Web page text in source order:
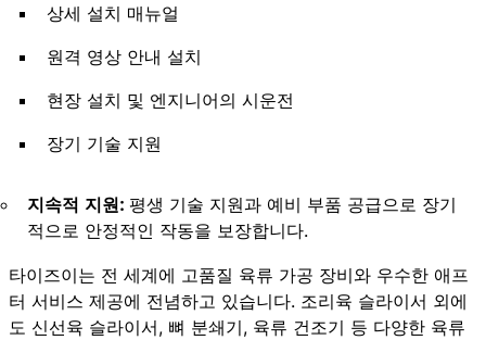
상세 설치 매뉴얼
원격 영상 안내 설치
현장 설치 및 엔지니어의 시운전
장기 기술 지원
지속적 지원: 평생 기술 지원과 예비 부품 공급으로 장기
적으로 안정적인 작동을 보장합니다.
타이즈이는 전 세계에 고품질 육류 가공 장비와 우수한 애프
터 서비스 제공에 전념하고 있습니다. 조리육 슬라이서 외에
도 신선육 슬라이서, 뼈 분쇄기, 육류 건조기 등 다양한 육류